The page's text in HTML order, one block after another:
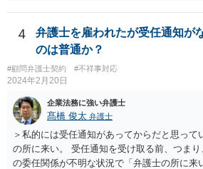
れることもあります。
4
弁護士を雇われたが受任通知が
のは普通か？
#顧問弁護士契約 #不祥事対応
2024年2月20日
企業法務に強い弁護士
髙橋 俊太 弁護士
＞私的には受任通知があってからだと思って
の所に来い。 受任通知を受け取る前、つま
の委任関係が不明な状況で「弁護士の所に来